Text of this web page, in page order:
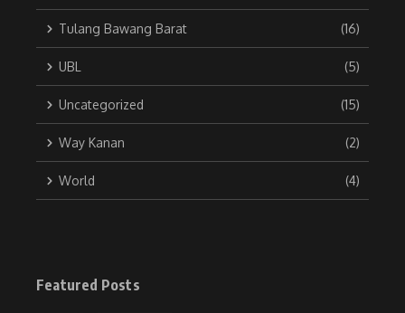
Tulang Bawang Barat (16)
UBL (5)
Uncategorized (15)
Way Kanan (2)
World (4)
Featured Posts